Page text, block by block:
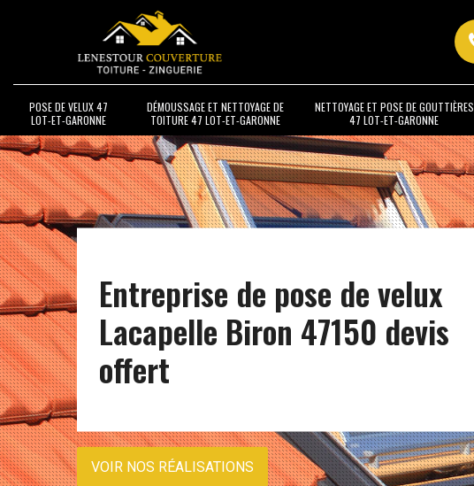
POSE DE VELUX 47
LOT-ET-GARONNE
DÉMOUSSAGE ET NETTOYAGE DE
TOITURE 47 LOT-ET-GARONNE
NETTOYAGE ET POSE DE GOUTTIÈRES
47 LOT-ET-GARONNE
Entreprise de pose de velux
Lacapelle Biron 47150 devis
offert
VOIR NOS RÉALISATIONS